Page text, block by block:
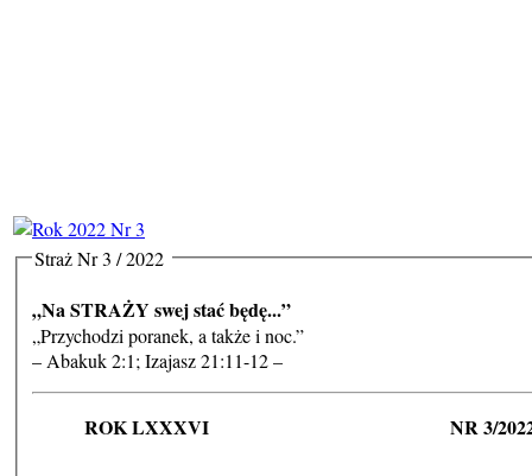
Straż Nr 3 / 2022
„Na STRAŻY swej stać będę...”
„Przychodzi poranek, a także i noc.”
– Abakuk 2:1; Izajasz 21:11-12 –
ROK LXXXVI NR 3/